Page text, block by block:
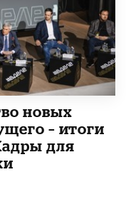
новых
– итоги
для